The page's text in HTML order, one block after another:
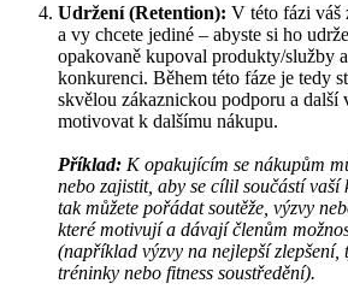
Udržení (Retention): V této fázi váš
a vy chcete jediné – abyste si ho
opakovaně kupoval produkty/služby
konkurenci. Během této fáze je tedy
skvělou zákaznickou podporu a další
motivovat k dalšímu nákupu.
Příklad: K opakujícím se nákupům
nebo zajistit, aby se cílil součástí
tak můžete pořádat soutěže, výzvy
které motivují a dávají členům
(například výzvy na nejlepší zlepšení,
tréninky nebo fitness soustředění).